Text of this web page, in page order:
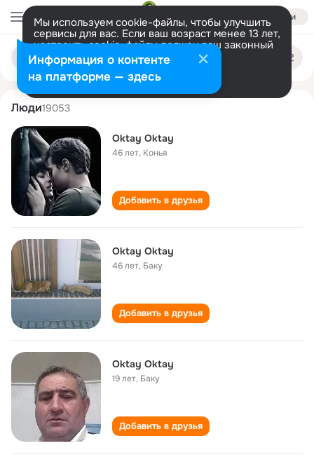
Войти
Мы используем cookie-файлы, чтобы улучшить
сервисы для вас. Если ваш возраст менее 13 лет,
настроить cookie-файлы должен ваш законный
представитель. Больше информации
Разрешить все Настроить
Поиск
людям
oktay oktay
Люди19053
Oktay Oktay
46 лет, Конья
Добавить в друзья
Oktay Oktay
46 лет, Баку
Добавить в друзья
Oktay Oktay
19 лет, Баку
Добавить в друзья
Информация о контенте
на платформе — здесь